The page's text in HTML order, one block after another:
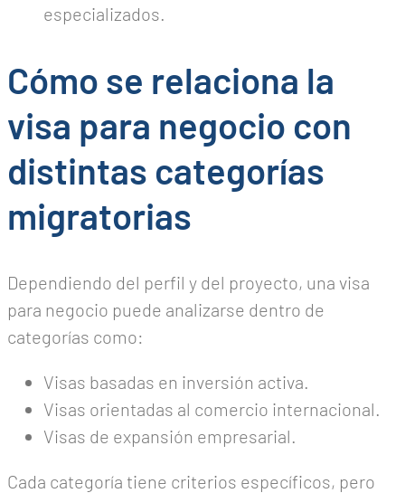
especializados.
Cómo se relaciona la
visa para negocio con
distintas categorías
migratorias
Dependiendo del perfil y del proyecto, una visa
para negocio puede analizarse dentro de
categorías como:
Visas basadas en inversión activa.
Visas orientadas al comercio internacional.
Visas de expansión empresarial.
Cada categoría tiene criterios específicos, pero